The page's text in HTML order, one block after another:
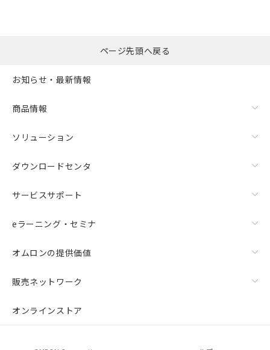
ページ先頭へ戻る
お知らせ・最新情報
商品情報
ソリューション
ダウンロードセンタ
サービスサポート
eラーニング・セミナ
オムロンの提供価値
販売ネットワーク
オンラインストア